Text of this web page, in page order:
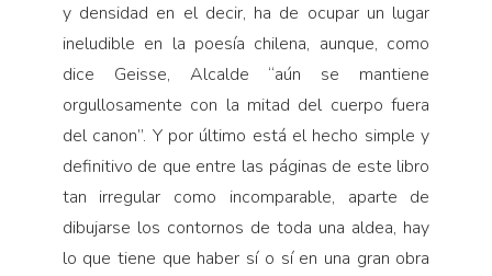
y densidad en el decir, ha de ocupar un lugar
ineludible en la poesía chilena, aunque, como
dice Geisse, Alcalde “aún se mantiene
orgullosamente con la mitad del cuerpo fuera
del canon”. Y por último está el hecho simple y
definitivo de que entre las páginas de este libro
tan irregular como incomparable, aparte de
dibujarse los contornos de toda una aldea, hay
lo que tiene que haber sí o sí en una gran obra